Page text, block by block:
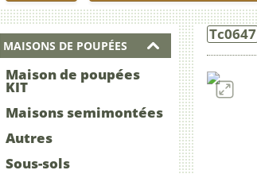
MAISONS DE POUPÉES
Maison de poupées
KIT
Maisons semimontées
Autres
Sous-sols
Tc0647